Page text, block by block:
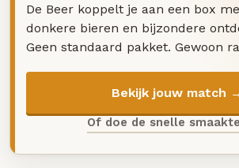
De Beer koppelt je aan een box
donkere bieren en bijzondere
Geen standaard pakket. Gewoon
Bekijk jouw match
Of doe de snelle